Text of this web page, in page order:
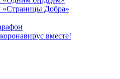
«Страницы Добра»
вместе!